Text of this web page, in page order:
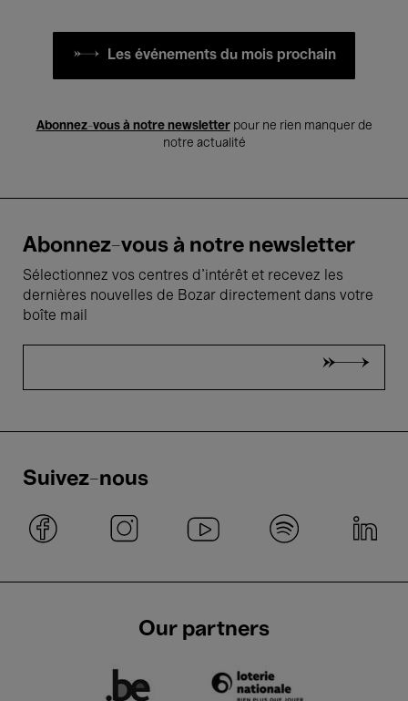
Les événements du mois prochain
Abonnez-vous à notre newsletterpour ne rien manquer de
notre actualité
Abonnez-vous à notre newsletter
Sélectionnez vos centres d'intérêt et recevez les
dernières nouvelles de Bozar directement dans votre
boîte mail
Suivez-nous
Our partners